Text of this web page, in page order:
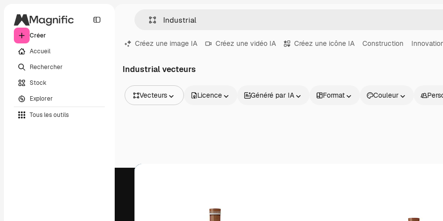
Créer
Accueil
Rechercher
Stock
Explorer
Tous les outils
Créez une image IA Créez une vidéo IA Créez une icône IA Construction
Industrial vecteurs
Vecteurs
Vidéos
Licence Généré par IA Format Couleur